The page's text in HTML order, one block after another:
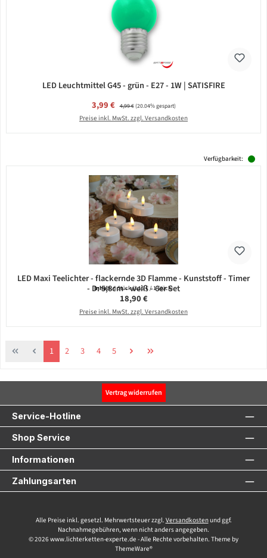
LED Leuchtmittel G45 - grün - E27 - 1W | SATISFIRE
Verkaufspreis:
3,99 € Regulärer Preis:
4,99 €(20.04% gespart)
Preise inkl. MwSt. zzgl. Versandkosten
Verfügbarkeit:
LED Maxi Teelichter - flackernde 3D Flamme - Kunststoff - Timer
- D: 5,8cm - weiß - 6er Set
Inhalt:6 Stück(3,15 € / 1 Stück)
Regulärer Preis:
18,90 €
Preise inkl. MwSt. zzgl. Versandkosten
Seite
1 Seite
2 Seite
3 Seite
4 Seite
5
Vertrag widerrufen
Service-Hotline
Shop Service
Informationen
Zahlungsarten
Alle Preise inkl. gesetzl. Mehrwertsteuer zzgl. Versandkostenund ggf.
Nachnahmegebühren, wenn nicht anders angegeben.
© 2026 www.lichterketten-experte.de - Alle Rechte vorbehalten. Theme by
ThemeWare®